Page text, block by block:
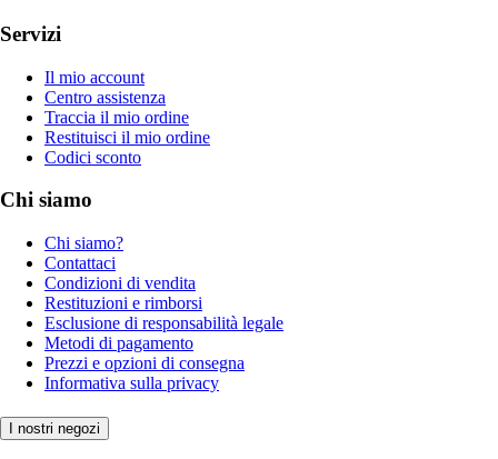
Servizi
Il mio account
Centro assistenza
Traccia il mio ordine
Restituisci il mio ordine
Codici sconto
Chi siamo
Chi siamo?
Contattaci
Condizioni di vendita
Restituzioni e rimborsi
Esclusione di responsabilità legale
Metodi di pagamento
Prezzi e opzioni di consegna
Informativa sulla privacy
I nostri negozi